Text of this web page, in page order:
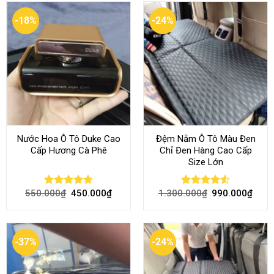
-18%
Nước Hoa Ô Tô Duke Cao
Cấp Hương Cà Phê
Rated4.70
550.000₫ 450.000₫
-24%
Đệm Nằm Ô Tô Màu Đen
Chỉ Đen Hàng Cao Cấp
Size Lớn
Rated 4.54
1.300.000₫ 990.000₫
-37% -24%